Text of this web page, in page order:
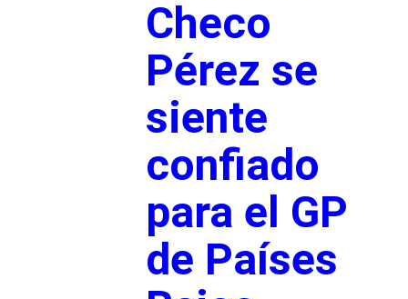
Checo
Pérez se
siente
confiado
para el GP
de Países